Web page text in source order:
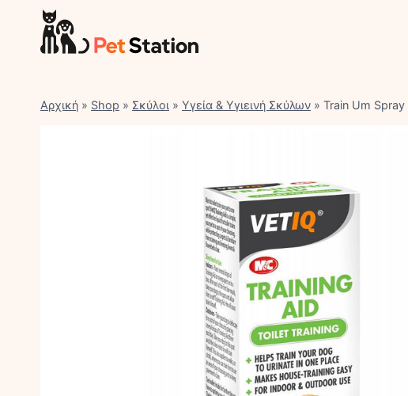
content
Αρχική » Shop » Σκύλοι » Υγεία & Υγιεινή Σκύλων » Train Um